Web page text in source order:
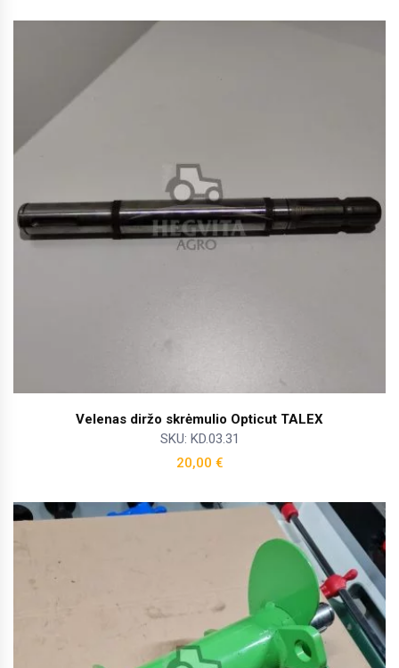
Velenas diržo skrėmulio Opticut TALEX
SKU: KD.03.31
20,00 €